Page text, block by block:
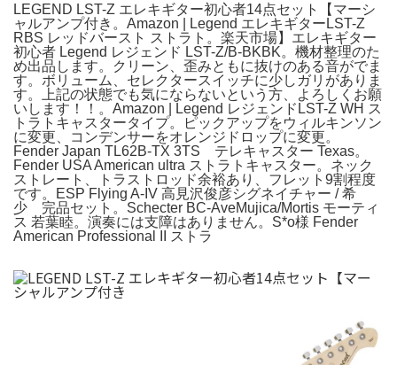
LEGEND LST-Z エレキギター初心者14点セット【マーシ
ャルアンプ付き。Amazon | Legend エレキギターLST-Z
RBS レッドバースト ストラト。楽天市場】エレキギター
初心者 Legend レジェンド LST-Z/B-BKBK。機材整理のた
め出品します。クリーン、歪みともに抜けのある音がでま
す。ボリューム、セレクタースイッチに少しガリがありま
す。上記の状態でも気にならないという方、よろしくお願
いします！！。Amazon | Legend レジェンドLST-Z WH ス
トラトキャスタータイプ。ピックアップをウィルキンソン
に変更、コンデンサーをオレンジドロップに変更。
Fender Japan TL62B-TX 3TS テレキャスター Texas。
Fender USA American ultra ストラトキャスター。ネック
ストレート、トラストロッド余裕あり、フレット9割程度
です。ESP Flying A-IV 高見沢俊彦シグネイチャー / 希
少 完品セット。Schecter BC-AveMujica/Mortis モーティ
ス 若葉睦。演奏には支障はありません。S*o様 Fender
American Professional II ストラ